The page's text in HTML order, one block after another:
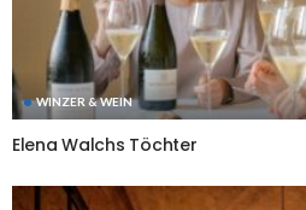
WINZER & WEIN
Elena Walchs Töchter